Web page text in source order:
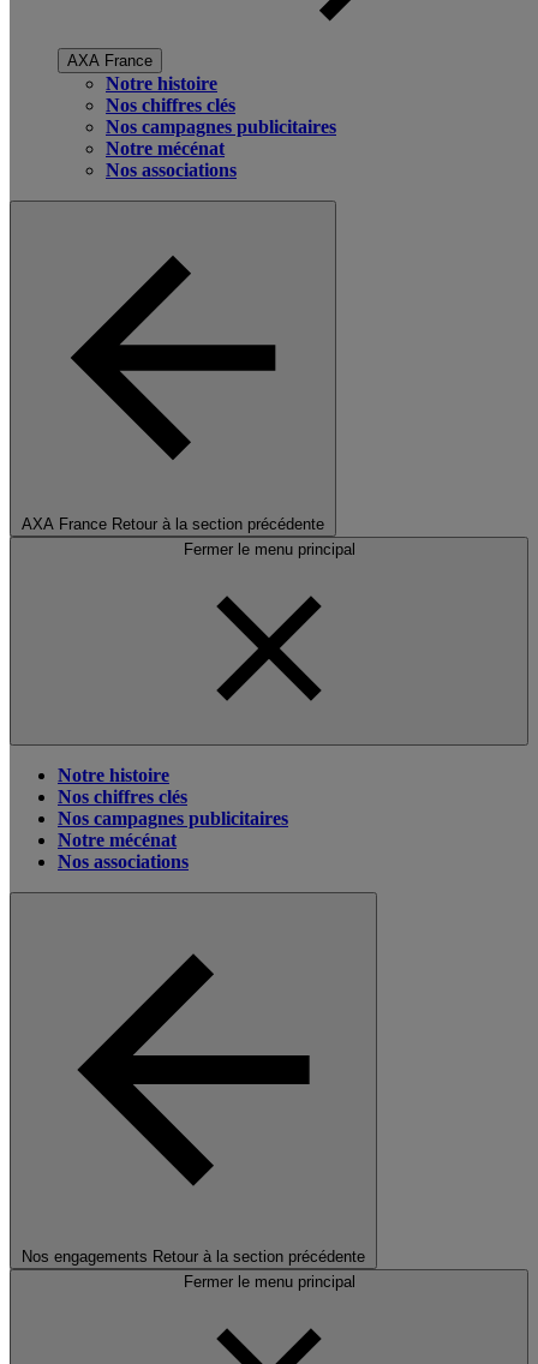
AXA France
Notre histoire
Nos chiffres clés
Nos campagnes publicitaires
Notre mécénat
Nos associations
AXA France Retour à la section précédente
Fermer le menu principal
Notre histoire
Nos chiffres clés
Nos campagnes publicitaires
Notre mécénat
Nos associations
Nos engagements Retour à la section précédente
Fermer le menu principal